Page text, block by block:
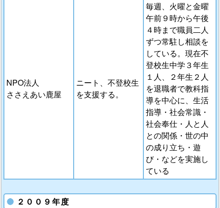
NPO法人
ささえあい鹿屋
ニート、不登校生
を支援する。
毎週、火曜と金曜
午前９時から午後
４時まで職員二人
ずつ常駐し相談を
している。現在不
登校生中学３年生
１人、２年生２人
を退職者で教科指
導を中心に、生活
指導・社会常識・
社会奉仕・人と人
との関係・世の中
の成り立ち・遊
び・などを実施し
ている
２００９年度